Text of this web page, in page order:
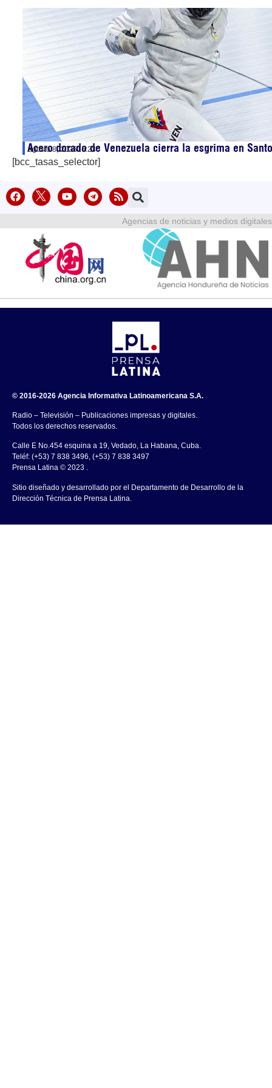
Acero dorado de Venezuela cierra la esgrima en
agosto 8, 202616:23
[bcc_tasas_selector]
Agencias de noticias y medios digitales
© 2016-2026 Agencia Informativa Latinoamericana S.A.
Radio – Televisión – Publicaciones impresas y digitales.
Todos los derechos reservados.
Calle E No.454 esquina a 19, Vedado, La Habana, Cuba.
Teléf: (+53) 7 838 3496, (+53) 7 838 3497
Prensa Latina © 2023 .
Sitio diseñado y desarrollado por el Departamento de Desarrollo de la
Dirección Técnica de Prensa Latina.